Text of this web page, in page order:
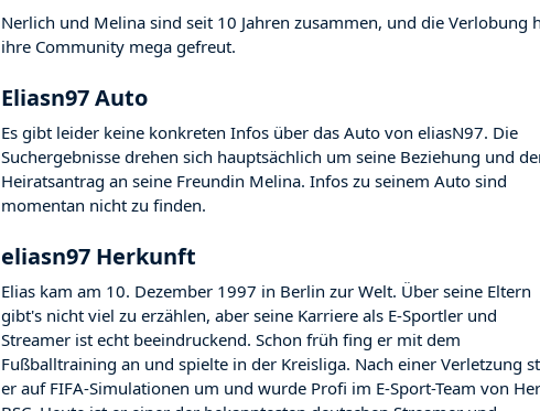
Nerlich und Melina sind seit 10 Jahren zusammen, und die Verlobung
ihre Community mega gefreut.
Eliasn97 Auto
Es gibt leider keine konkreten Infos über das Auto von eliasN97. Die
Suchergebnisse drehen sich hauptsächlich um seine Beziehung und
Heiratsantrag an seine Freundin Melina. Infos zu seinem Auto sind
momentan nicht zu finden.
eliasn97 Herkunft
Elias kam am 10. Dezember 1997 in Berlin zur Welt. Über seine Eltern
gibt's nicht viel zu erzählen, aber seine Karriere als E-Sportler und
Streamer ist echt beeindruckend. Schon früh fing er mit dem
Fußballtraining an und spielte in der Kreisliga. Nach einer Verletzung
er auf FIFA-Simulationen um und wurde Profi im E-Sport-Team von